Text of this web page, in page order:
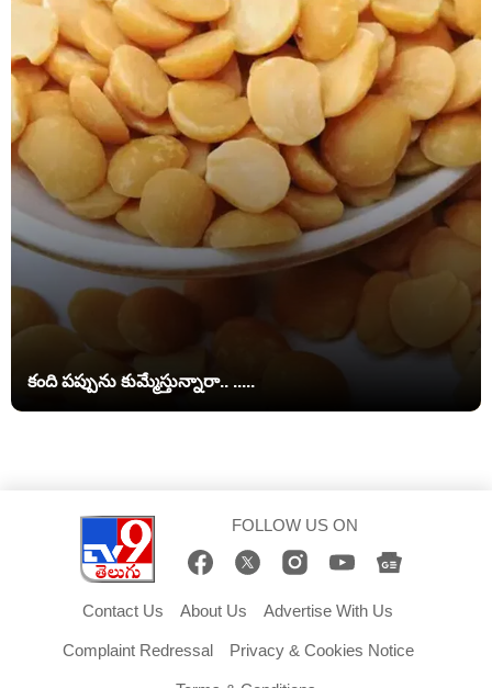
కంది పప్పును కుమ్మేస్తున్నారా.. .....
FOLLOW US ON
Contact Us About Us Advertise With Us
Complaint Redressal Privacy & Cookies Notice